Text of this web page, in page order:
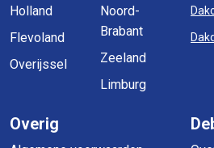
Holland
Flevoland
Overijssel
Noord-
Brabant
Zeeland
Limburg
Overig